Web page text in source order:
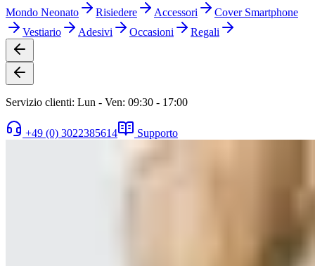
Mondo Neonato
Risiedere Accessori
Cover Smartphone
Vestiario
Adesivi Occasioni Regali
Servizio clienti: Lun - Ven: 09:30 - 17:00
+49 (0) 3022385614 Supporto